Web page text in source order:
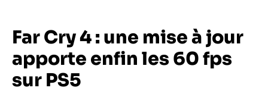
Far Cry 4 : une mise à jour
apporte enfin les 60 fps
sur PS5